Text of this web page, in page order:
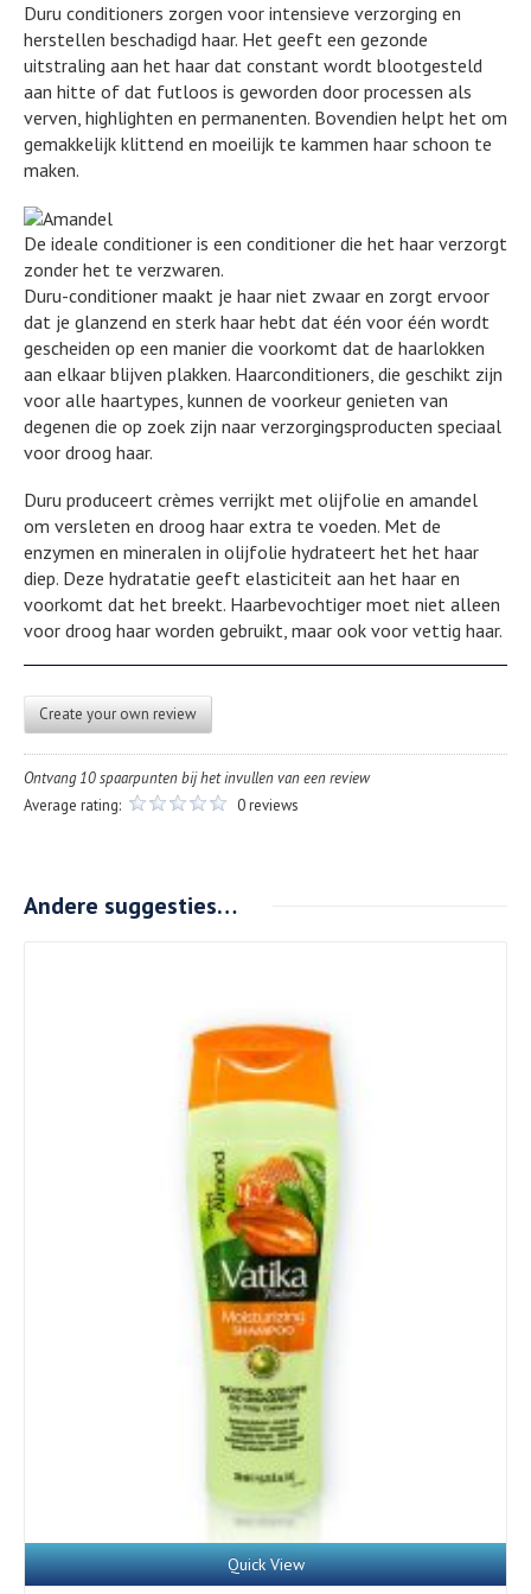
Duru conditioners zorgen voor intensieve verzorging en
herstellen beschadigd haar. Het geeft een gezonde
uitstraling aan het haar dat constant wordt blootgesteld
aan hitte of dat futloos is geworden door processen als
verven, highlighten en permanenten. Bovendien helpt het om
gemakkelijk klittend en moeilijk te kammen haar schoon te
maken.
De ideale conditioner is een conditioner die het haar verzorgt
zonder het te verzwaren.
Duru-conditioner maakt je haar niet zwaar en zorgt ervoor
dat je glanzend en sterk haar hebt dat één voor één wordt
gescheiden op een manier die voorkomt dat de haarlokken
aan elkaar blijven plakken. Haarconditioners, die geschikt zijn
voor alle haartypes, kunnen de voorkeur genieten van
degenen die op zoek zijn naar verzorgingsproducten speciaal
voor droog haar.
Duru produceert crèmes verrijkt met olijfolie en amandel
om versleten en droog haar extra te voeden. Met de
enzymen en mineralen in olijfolie hydrateert het het haar
diep. Deze hydratatie geeft elasticiteit aan het haar en
voorkomt dat het breekt. Haarbevochtiger moet niet alleen
voor droog haar worden gebruikt, maar ook voor vettig haar.
Create your own review
Ontvang 10 spaarpunten bij het invullen van een review
Average rating:
0 reviews
Andere suggesties…
Quick View